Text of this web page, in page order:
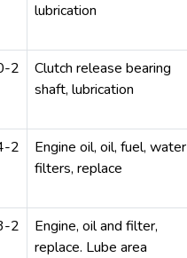
lubrication
2
Clutch release bearing
shaft, lubrication
2
Engine oil, oil, fuel, water
filters, replace
2
Engine, oil and filter,
replace. Lube area